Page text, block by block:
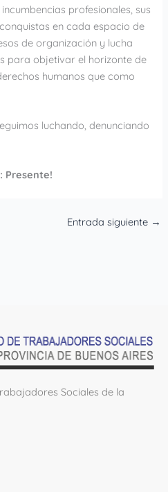
profesionales, sus
en cada espacio de
de organización y lucha
para objetivar el horizonte de
humanos que como
luchando, denunciando
Presente!
Entrada siguiente →
Sociales de la